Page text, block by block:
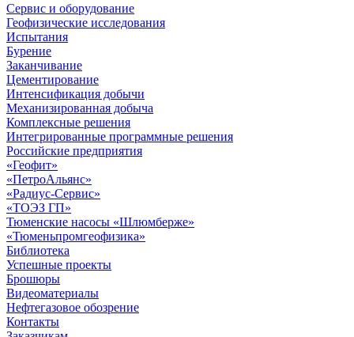
Сервис и оборудование
Геофизические исследования
Испытания
Бурение
Заканчивание
Цементирование
Интенсификация добычи
Механизированная добыча
Комплексные решения
Интегрированные программные решения
Российские предприятия
«Геофит»
«ПетроАльянс»
«Радиус-Сервис»
«ТОЭЗ ГП»
Тюменские насосы «Шлюмберже»
«Тюменьпромгеофизика»
Библиотека
Успешные проекты
Брошюры
Видеоматериалы
Нефтегазовое обозрение
Контакты